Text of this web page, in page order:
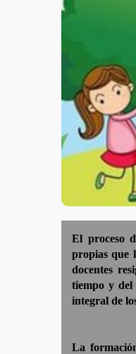
El proceso
propias que
docentes
tiempo y del
integral de
La